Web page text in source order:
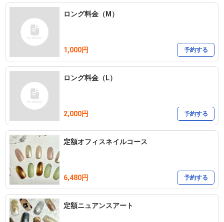
ロング料金（M）
1,000円 予約する
ロング料金（L）
2,000円 予約する
定額オフィスネイルコース
6,480円 予約する
定額ニュアンスアート